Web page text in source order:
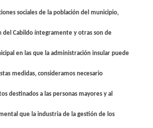
sociales de la población del municipio,
del Cabildo íntegramente y otras son de
en las que la administración insular puede
medidas, consideramos necesario
destinados a las personas mayores y al
que la industria de la gestión de los